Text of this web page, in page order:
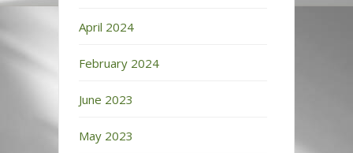
April 2024
February 2024
June 2023
May 2023